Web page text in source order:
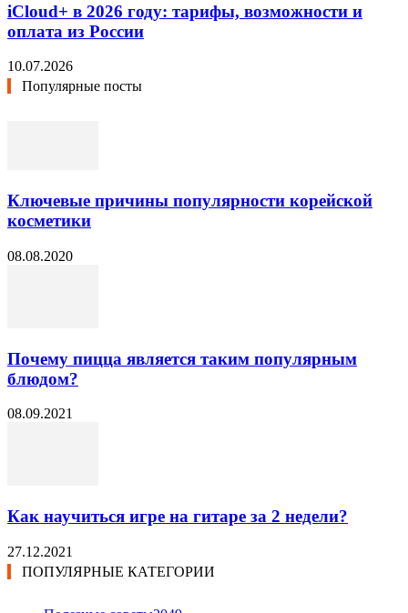
iCloud+ в 2026 году: тарифы, возможности и
оплата из России
10.07.2026
Популярные посты
Ключевые причины популярности корейской
косметики
08.08.2020
Почему пицца является таким популярным
блюдом?
08.09.2021
Как научиться игре на гитаре за 2 недели?
27.12.2021
ПОПУЛЯРНЫЕ КАТЕГОРИИ